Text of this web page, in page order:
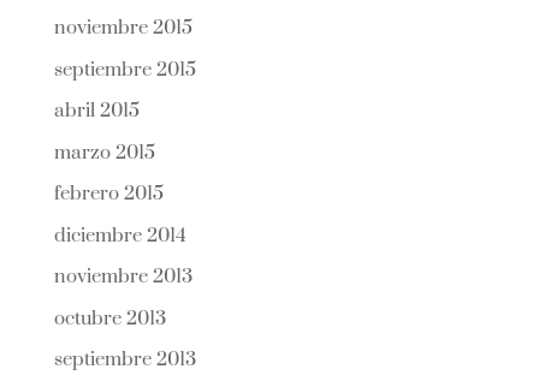
noviembre 2015
septiembre 2015
abril 2015
marzo 2015
febrero 2015
diciembre 2014
noviembre 2013
octubre 2013
septiembre 2013